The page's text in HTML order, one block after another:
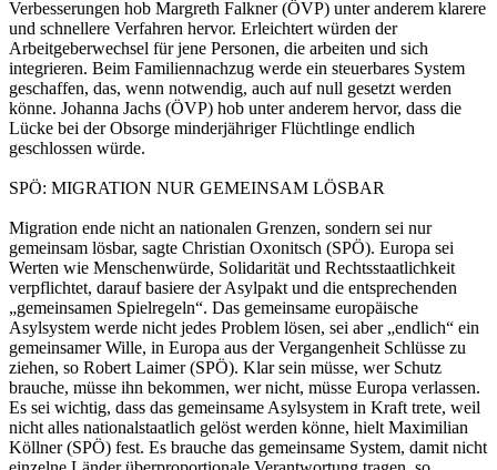
Verbesserungen hob Margreth Falkner (ÖVP) unter anderem klarere
und schnellere Verfahren hervor. Erleichtert würden der
Arbeitgeberwechsel für jene Personen, die arbeiten und sich
integrieren. Beim Familiennachzug werde ein steuerbares System
geschaffen, das, wenn notwendig, auch auf null gesetzt werden
könne. Johanna Jachs (ÖVP) hob unter anderem hervor, dass die
Lücke bei der Obsorge minderjähriger Flüchtlinge endlich
geschlossen würde.
SPÖ: MIGRATION NUR GEMEINSAM LÖSBAR
Migration ende nicht an nationalen Grenzen, sondern sei nur
gemeinsam lösbar, sagte Christian Oxonitsch (SPÖ). Europa sei
Werten wie Menschenwürde, Solidarität und Rechtsstaatlichkeit
verpflichtet, darauf basiere der Asylpakt und die entsprechenden
„gemeinsamen Spielregeln“. Das gemeinsame europäische
Asylsystem werde nicht jedes Problem lösen, sei aber „endlich“ ein
gemeinsamer Wille, in Europa aus der Vergangenheit Schlüsse zu
ziehen, so Robert Laimer (SPÖ). Klar sein müsse, wer Schutz
brauche, müsse ihn bekommen, wer nicht, müsse Europa verlassen.
Es sei wichtig, dass das gemeinsame Asylsystem in Kraft trete, weil
nicht alles nationalstaatlich gelöst werden könne, hielt Maximilian
Köllner (SPÖ) fest. Es brauche das gemeinsame System, damit nicht